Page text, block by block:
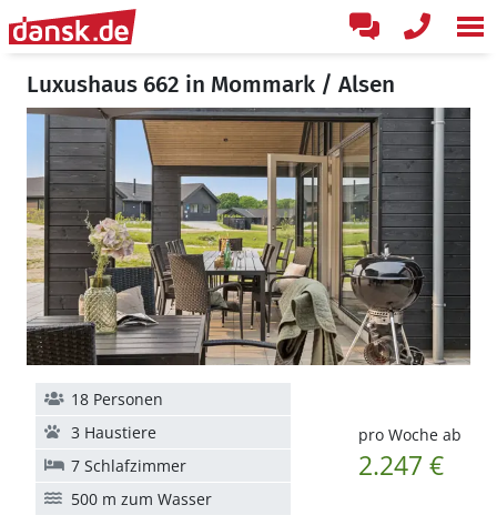
Luxushaus 662 in Mommark / Alsen
pro Woche ab
2.247 €
18 Personen
3 Haustiere
7 Schlafzimmer
500 m zum Wasser